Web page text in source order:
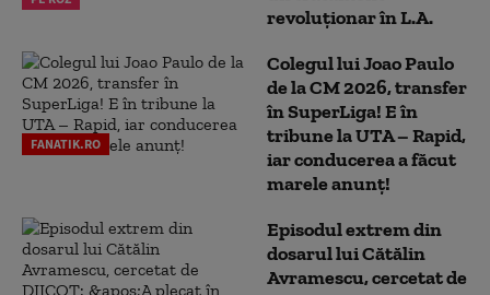
revoluționar în L.A.
FANATIK.RO
Colegul lui Joao Paulo
de la CM 2026, transfer
în SuperLiga! E în
tribune la UTA – Rapid,
iar conducerea a făcut
marele anunț!
Episodul extrem din
dosarul lui Cătălin
Avramescu, cercetat de